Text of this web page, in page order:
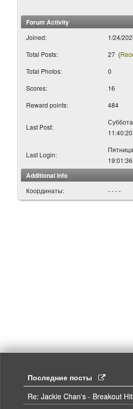
Forum Activity
Joined:
1/24/
Total Posts:
27(
Total Photos:
0
Scores:
16
Reward points:
484
Last Post:
11:40:20
Last Login:
19:01:36
Additional Info
Координаты: - - - -
Последние посты
Re: Jackie Chan's - Breakout